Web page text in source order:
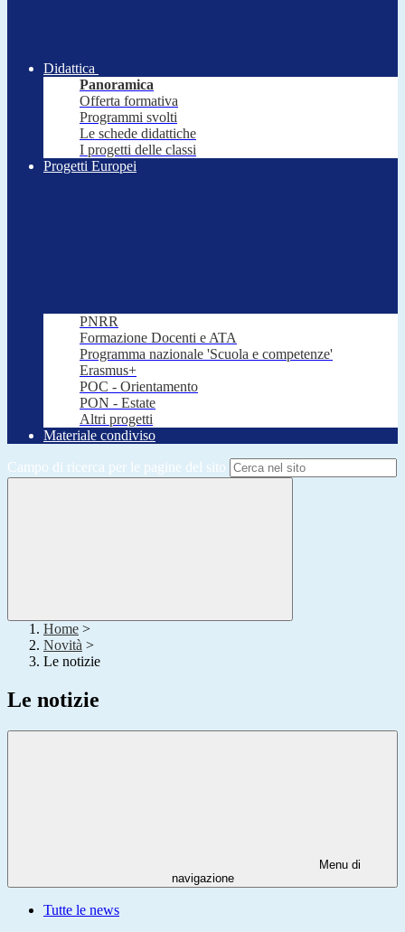
Didattica
Panoramica
Offerta formativa
Programmi svolti
Le schede didattiche
I progetti delle classi
Progetti Europei
PNRR
Formazione Docenti e ATA
Programma nazionale 'Scuola e competenze'
Erasmus+
POC - Orientamento
PON - Estate
Altri progetti
Materiale condiviso
Campo di ricerca per le pagine del sito
Home >
Novità >
Le notizie
Le notizie
Menu di
navigazione
Tutte le news